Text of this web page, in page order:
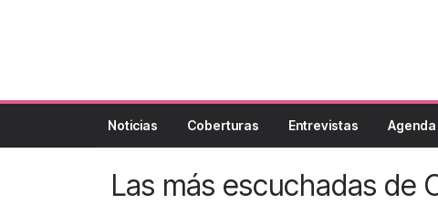
Noticias Coberturas Entrevistas Agenda
Las más escuchadas de